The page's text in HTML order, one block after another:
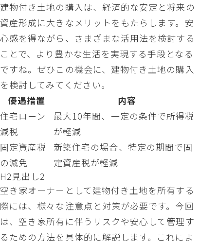
建物付き土地の購入は、経済的な安定と将来の
資産形成に大きなメリットをもたらします。安
心感を得ながら、さまざまな活用法を検討する
ことで、より豊かな生活を実現する手段となる
ですね。ぜひこの機会に、建物付き土地の購入
を検討してみてください。
優遇措置
内容
住宅ローン
減税
最大10年間、一定の条件で所得税
が軽減
固定資産税
の減免
新築住宅の場合、特定の期間で固
定資産税が軽減
H2見出し2
空き家オーナーとして建物付き土地を所有する
際には、様々な注意点と対策が必要です。今回
は、空き家所有に伴うリスクや安心して管理す
るための方法を具体的に解説します。これによ